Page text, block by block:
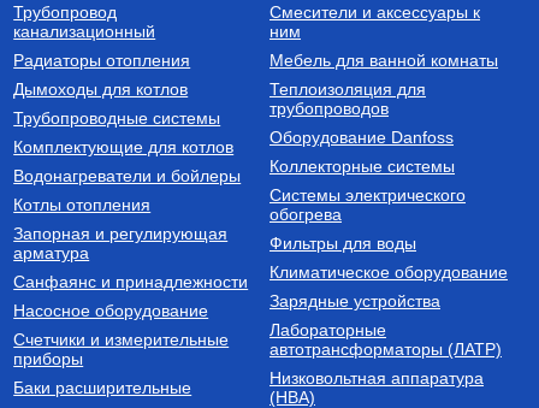
Термостатические радиаторные
клапаны
угловой 1/2" VT.047.N.04
1 236Руб.
Купить
Котлы электрические
Котел электрический
одноконтурный СКАТ 9 KR 13
(9 кВт) настенный
81 080Руб.
Комплектующие для подключения
радиаторов отопления
радиаторов отопления с
Трубопровод
канализационный
Радиаторы отопления
Дымоходы для котлов
Трубопроводные системы
Комплектующие для котлов
Водонагреватели и бойлеры
Котлы отопления
Запорная и регулирующая
арматура
Санфаянс и принадлежности
Насосное оборудование
Счетчики и измерительные
приборы
Баки расширительные
Смесители и аксессуары к
ним
Мебель для ванной комнаты
Теплоизоляция для
трубопроводов
Оборудование Danfoss
Коллекторные системы
Системы электрического
обогрева
Фильтры для воды
Климатическое оборудование
Зарядные устройства
Лабораторные
автотрансформаторы (ЛАТР)
Низковольтная аппаратура
(НВА)